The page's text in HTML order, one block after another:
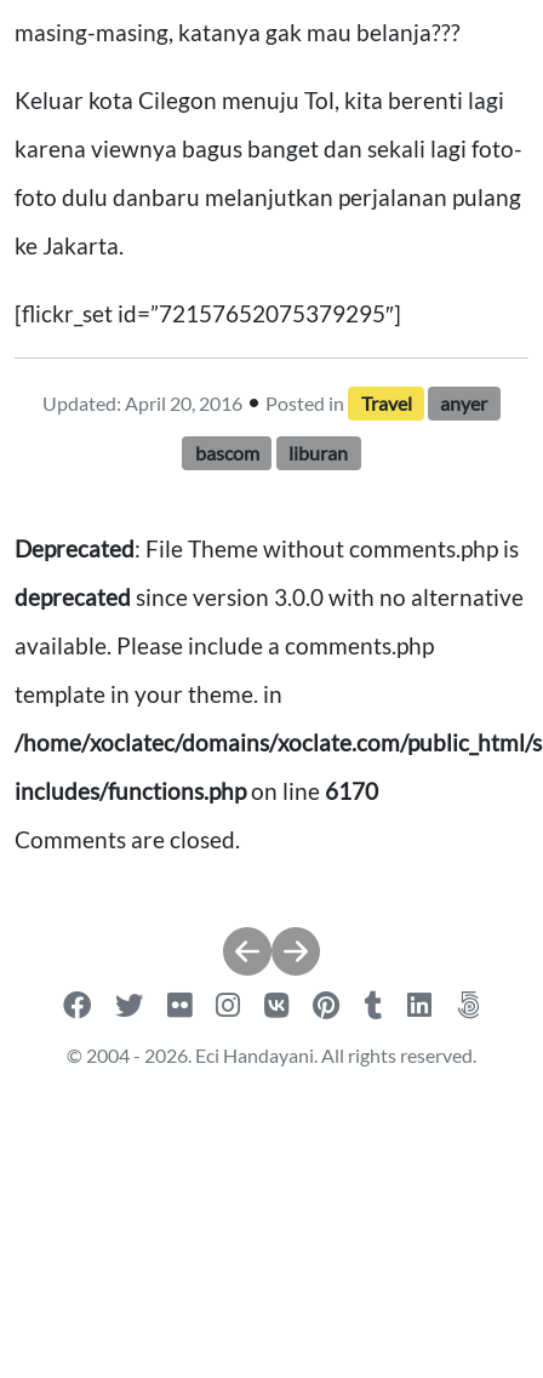
masing-masing, katanya gak mau belanja???
Keluar kota Cilegon menuju Tol, kita berenti lagi
karena viewnya bagus banget dan sekali lagi foto-
foto dulu danbaru melanjutkan perjalanan pulang
ke Jakarta.
[flickr_set id=”72157652075379295″]
Updated: April 20, 2016 • Posted in Travel anyer
bascom liburan
Deprecated: File Theme without comments.php is
deprecated since version 3.0.0 with no alternative
available. Please include a comments.php
template in your theme. in
/home/xoclatec/domains/xoclate.com/public_html/
includes/functions.phpon line 6170
Comments are closed.
© 2004 - 2026. Eci Handayani. All rights reserved.